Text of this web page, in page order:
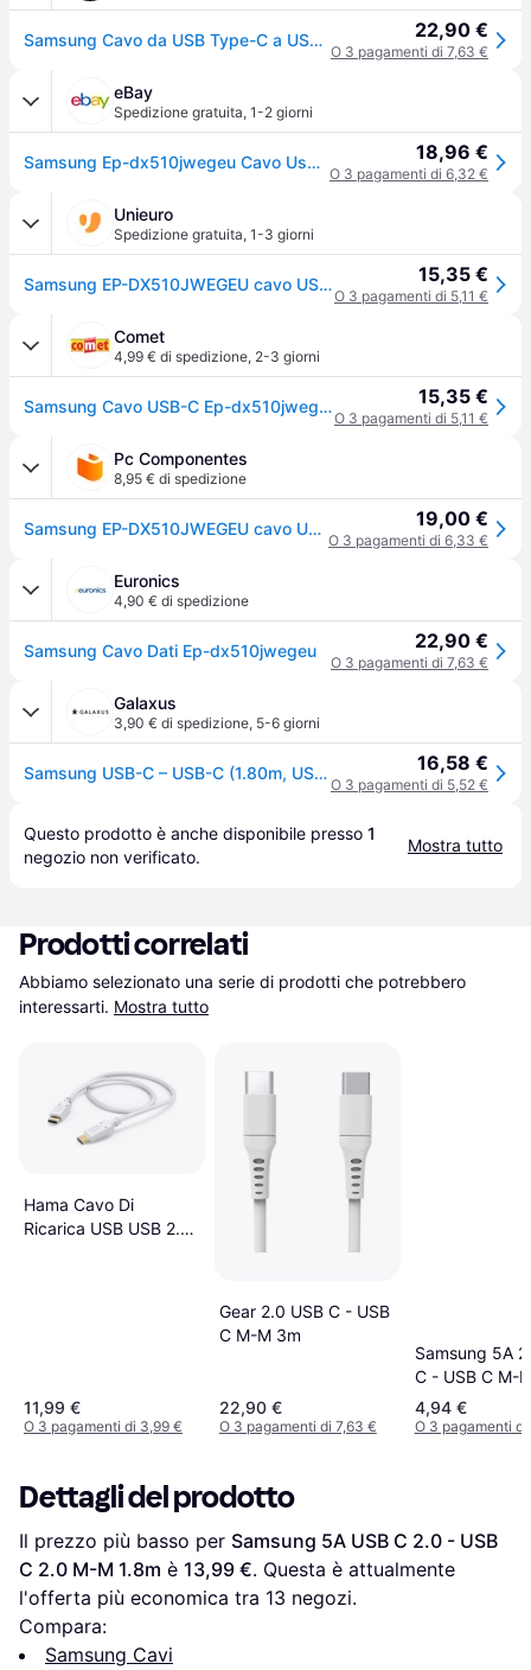
Samsung Cavo da USB Type-C a USB Type-C, 180cm (5A), White 22,90 €
O 3 pagamenti di 7,63 €
eBay
Spedizione gratuita, 1-2 giorni
Samsung Ep-dx510jwegeu Cavo Usb 1,8 M Usb C Bianco 18,96 €
O 3 pagamenti di 6,32 €
Unieuro
Spedizione gratuita, 1-3 giorni
Samsung EP-DX510JWEGEU cavo USB 1,8 m USB C Bianco 15,35 €
O 3 pagamenti di 5,11 €
Comet
4,99 € di spedizione, 2-3 giorni
Samsung Cavo USB-C Ep-dx510jwegeu Bianco 15,35 €
O 3 pagamenti di 5,11 €
Pc Componentes
8,95 € di spedizione
Samsung EP-DX510JWEGEU cavo USB 1,8 m USB C Bianco 19,00 €
O 3 pagamenti di 6,33 €
Euronics
4,90 € di spedizione
Samsung Cavo Dati Ep-dx510jwegeu 22,90 €
O 3 pagamenti di 7,63 €
Galaxus
3,90 € di spedizione, 5-6 giorni
Samsung USB-C – USB-C (1.80m, USB 2.0, 60W), Cavo USB 16,58 €
O 3 pagamenti di 5,52 €
Questo prodotto è anche disponibile presso 1
negozio non verificato.
Mostra tutto
Prodotti correlati
Abbiamo selezionato una serie di prodotti che potrebbero
interessarti. Mostra tutto
Hama Cavo Di
Ricarica USB USB 2.0
11,99 €
O 3 pagamenti di 3,99 €
Gear 2.0 USB C - USB
C M-M 3m
22,90 €
O 3 pagamenti di 7,63 €
Samsung 5A
C - USB C M-
1m
4,94 €
O 3 pagamenti di
Dettagli del prodotto
Il prezzo più basso per Samsung 5A USB C 2.0 - USB
C 2.0 M-M 1.8m è 13,99 €. Questa è attualmente
l'offerta più economica tra 13 negozi.
Compara:
Samsung Cavi